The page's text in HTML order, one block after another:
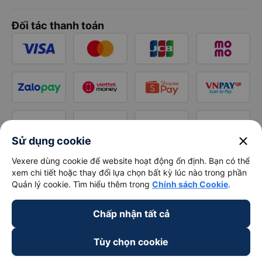
Đối tác thanh toán
Sử dụng cookie close
Vexere dùng cookie để website hoạt động ổn định. Bạn có thể
xem chi tiết hoặc thay đổi lựa chọn bất kỳ lúc nào trong phần
Quản lý cookie. Tìm hiểu thêm trong Chính sách Cookie.
Chấp nhận tất cả
Tùy chọn cookie